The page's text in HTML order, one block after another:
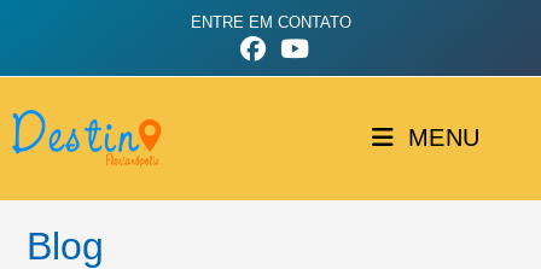
ENTRE EM CONTATO
MENU
Blog